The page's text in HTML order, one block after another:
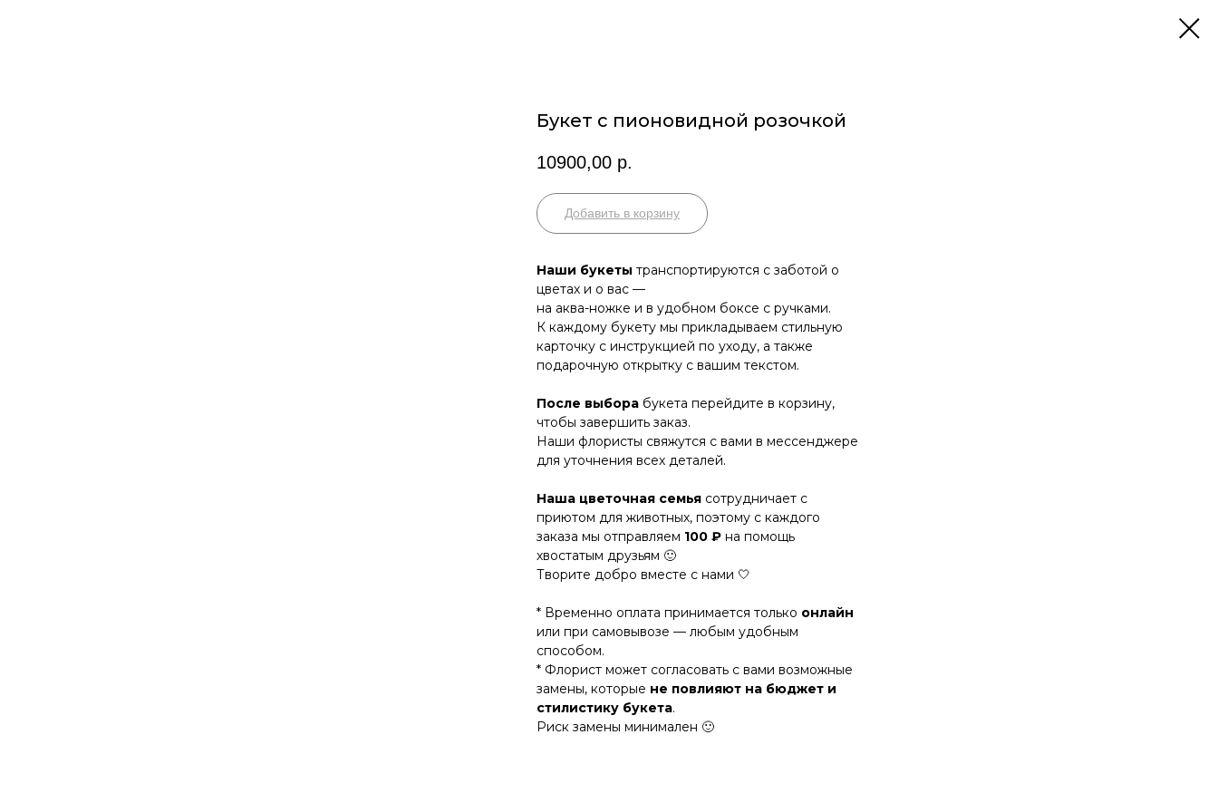
Букет с пионовидной розочкой
10900,00 р.
Добавить в корзину
Наши букеты транспортируются с заботой о
цветах и о вас —
на аква-ножке и в удобном боксе с ручками.
К каждому букету мы прикладываем стильную
карточку с инструкцией по уходу, а также
подарочную открытку с вашим текстом.
После выбора букета перейдите в корзину,
чтобы завершить заказ.
Наши флористы свяжутся с вами в мессенджере
для уточнения всех деталей.
Наша цветочная семья сотрудничает с
приютом для животных, поэтому с каждого
заказа мы отправляем 100 ₽ на помощь
хвостатым друзьям 🙂
Творите добро вместе с нами 🤍
* Временно оплата принимается только онлайн
или при самовывозе — любым удобным
способом.
* Флорист может согласовать с вами возможные
замены, которые не повлияют на бюджет и
стилистику букета.
Риск замены минимален 🙂